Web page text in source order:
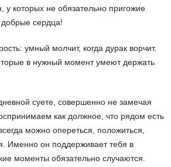
у которых не обязательно пригожие
сердца!
умный молчит, когда дурак ворчит.
в нужный момент умеют держать
суете, совершенно не замечая
как должное, что рядом есть
можно опереться, положиться,
Именно он поддерживает тебя в
моменты обязательно случаются.